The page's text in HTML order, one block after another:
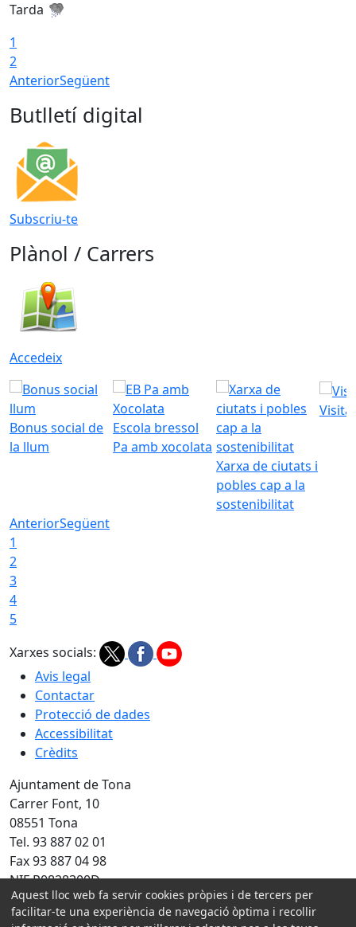
Tarda
1
2
AnteriorSegüent
Butlletí digital
Subscriu-te
Plànol / Carrers
Accedeix
Bonus social de
la llum
Escola bressol
Pa amb xocolata
Xarxa de ciutats i
pobles cap a la
sostenibilitat
Visita
AnteriorSegüent
1
2
3
4
5
Xarxes socials:
Avis legal
Contactar
Protecció de dades
Accessibilitat
Crèdits
Ajuntament de Tona
Carrer Font, 10
08551 Tona
Tel. 93 887 02 01
Fax 93 887 04 98
NIF P0828300D
Amb la col·laboració de:
Aquest lloc web fa servir cookies pròpies i de tercers per
facilitar-te una experiència de navegació òptima i recollir